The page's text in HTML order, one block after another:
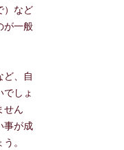
）など
が一般
ど、自
しょ
せん
事が成
。